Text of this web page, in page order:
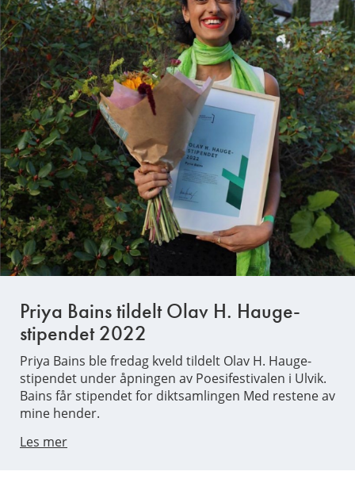
Priya Bains tildelt Olav H. Hauge-
stipendet 2022
Priya Bains ble fredag kveld tildelt Olav H. Hauge-
stipendet under åpningen av Poesifestivalen i Ulvik.
Bains får stipendet for diktsamlingen Med restene av
mine hender.
Les mer